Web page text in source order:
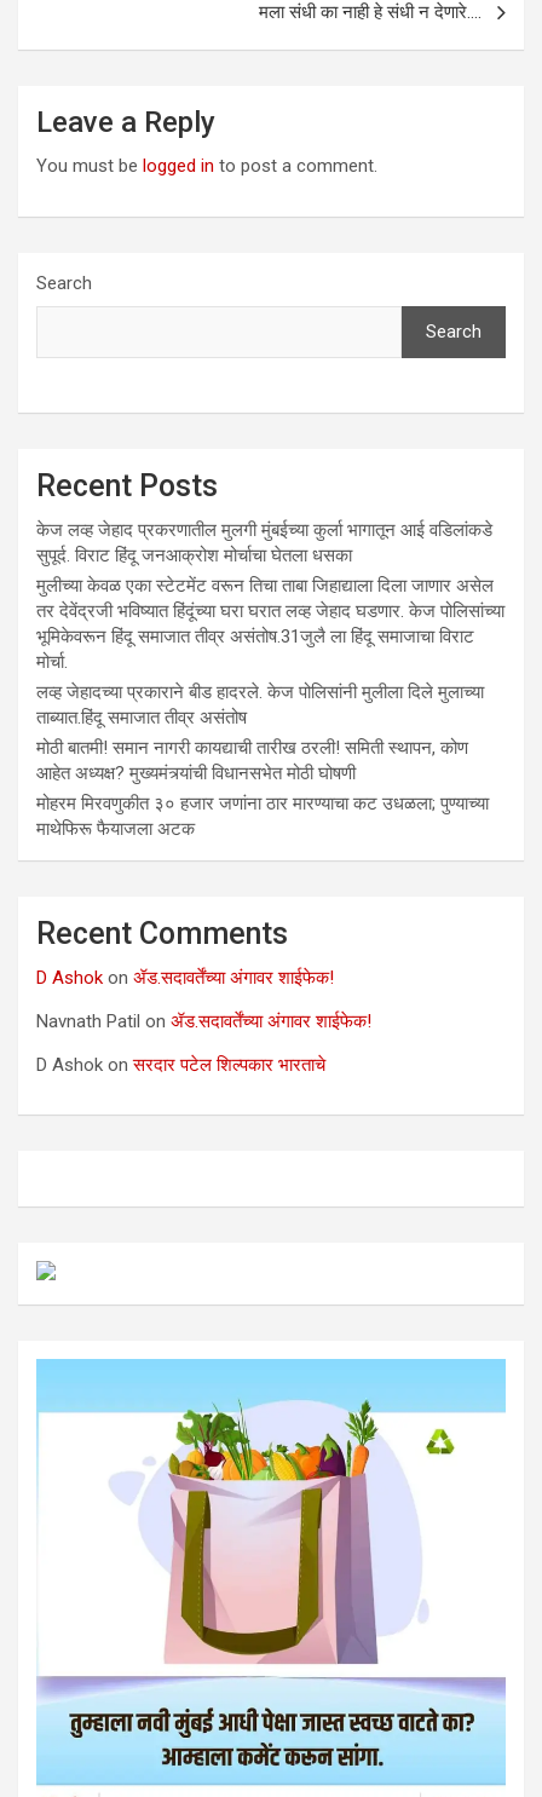
मला संधी का नाही हे संधी न देणारे….
Leave a Reply
You must be logged in to post a comment.
Search
Search
Recent Posts
केज लव्ह जेहाद प्रकरणातील मुलगी मुंबईच्या कुर्ला भागातून आई वडिलांकडे
सुपूर्द. विराट हिंदू जनआक्रोश मोर्चाचा घेतला धसका
मुलीच्या केवळ एका स्टेटमेंट वरून तिचा ताबा जिहाद्याला दिला जाणार असेल
तर देवेंद्रजी भविष्यात हिंदूंच्या घरा घरात लव्ह जेहाद घडणार. केज पोलिसांच्या
भूमिकेवरून हिंदू समाजात तीव्र असंतोष.31जुलै ला हिंदू समाजाचा विराट
मोर्चा.
लव्ह जेहादच्या प्रकाराने बीड हादरले. केज पोलिसांनी मुलीला दिले मुलाच्या
ताब्यात.हिंदू समाजात तीव्र असंतोष
मोठी बातमी! समान नागरी कायद्याची तारीख ठरली! समिती स्थापन, कोण
आहेत अध्यक्ष? मुख्यमंत्र्यांची विधानसभेत मोठी घोषणी
मोहरम मिरवणुकीत ३० हजार जणांना ठार मारण्‍याचा कट उधळला; पुण्‍याच्‍या
माथेफिरू फैयाजला अटक
Recent Comments
D Ashok on ॲड.सदावर्तेंच्या अंगावर शाईफेक!
Navnath Patil on ॲड.सदावर्तेंच्या अंगावर शाईफेक!
D Ashok onसरदार पटेल शिल्पकार भारताचे